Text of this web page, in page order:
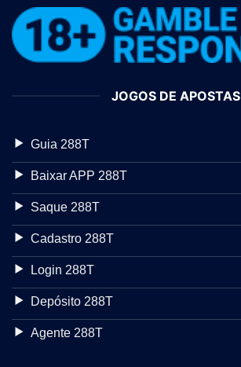
JOGOS DE APOSTAS
Guia 288T
Baixar APP 288T
Saque 288T
Cadastro 288T
Login 288T
Depósito 288T
Agente 288T